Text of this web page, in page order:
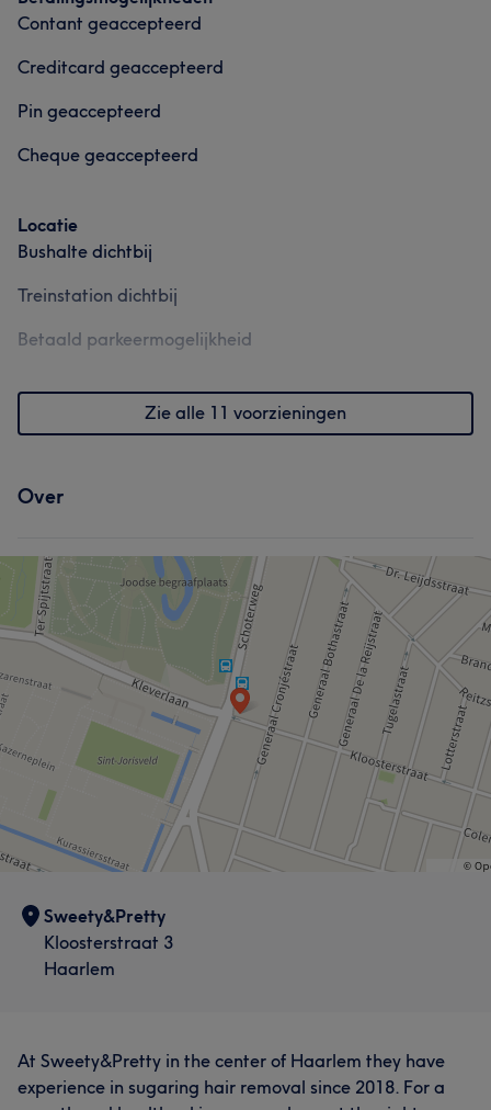
Contant geaccepteerd
Creditcard geaccepteerd
Pin geaccepteerd
Cheque geaccepteerd
Locatie
Bushalte dichtbij
Treinstation dichtbij
Betaald parkeermogelijkheid
Zie alle 11 voorzieningen
Over
Sweety&Pretty
Kloosterstraat 3
Haarlem
At Sweety&Pretty in the center of Haarlem they have
experience in sugaring hair removal since 2018. For a